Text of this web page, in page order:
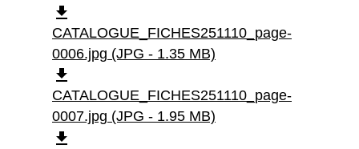
file_download
CATALOGUE_FICHES251110_page-
0006.jpg (JPG - 1.35 MB)
file_download
CATALOGUE_FICHES251110_page-
0007.jpg (JPG - 1.95 MB)
file_download